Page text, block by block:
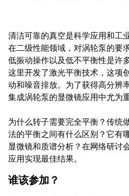
清洁可靠的真空是科学应用和工
在二级性能领域，对涡轮泵的要
低振动操作以及低不平衡性是许
这里开发了激光平衡技术，这项
动和噪音排放。为了获得高分辨
集成涡轮泵的显微镜应用中尤为重
为什么转子需要完全平衡？传统
法的平衡之间有什么区别？它有
显微镜和质谱分析？在网络研讨
应用实现最佳结果。
谁该参加？